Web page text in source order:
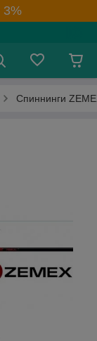
3%
Спиннинги